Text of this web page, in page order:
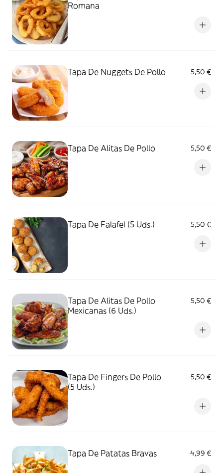
Romana
Tapa De Nuggets De Pollo 5,50 €
Tapa De Alitas De Pollo 5,50 €
Tapa De Falafel (5 Uds.) 5,50 €
Tapa De Alitas De Pollo
Mexicanas (6 Uds.)
5,50 €
Tapa De Fingers De Pollo
(5 Uds.)
5,50 €
Tapa De Patatas Bravas 4,99 €